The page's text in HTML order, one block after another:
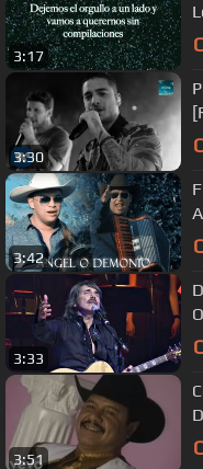
3:17
3:30
3:42
3:33
3:51